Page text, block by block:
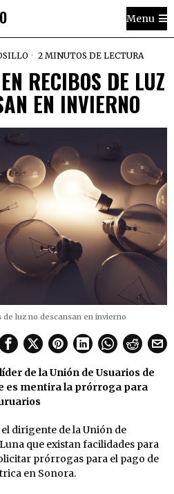
Menu
2 MINUTOS DE LECTURA
RECIBOS DE LUZ
EN INVIERNO
luz no descansan en invierno
de la Unión de Usuarios de
es mentira la prórroga para
dirigente de la Unión de
que existan facilidades para
prórrogas para el pago de
en Sonora.